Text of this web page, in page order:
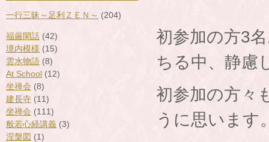
一行三昧～足利ＺＥＮ～ (204)
福厳閑話 (42)
境内模様 (15)
雲水物語 (8)
At School (12)
坐禅会 (8)
建長寺 (11)
坐禅会 (111)
般若心経講義 (3)
涅槃図 (1)
初参加の方3
ちる中、静慮
初参加の方々
うに思います